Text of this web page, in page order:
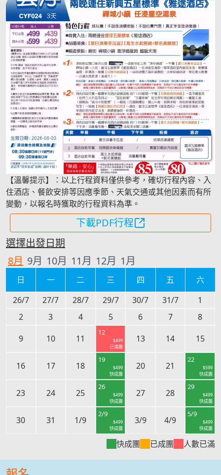
【溫馨提示】：以上行程資料僅供參考，確切行程內容、入
住酒店、餐飲安排等因應季節、天氣交通或其他因素而有所
變動，以報名時獲取的行程資料為準。
下載PDF行程
選擇出發日期
8月 9月 10月 11月 12月 1月
日 一 二 三 四 五
六
26/7
27/7 28/7 29/7 30/7 31/7
1
2
3 4 5 6 7 8
9 10 11
12
$499
已滿團
13 14 15
16 17 18
19
$499
快成團
20 21
22
$599
快成團
23 24 25
26
$499
快成團
27 28
29
$499
快成團
30 31 1/9
2/9
$499
快成團
3/9 4/9
5/9
$499
快成團
快成團 已成團 人數已滿